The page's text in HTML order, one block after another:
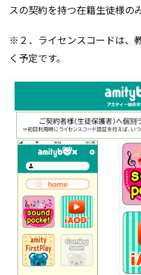
スの契約を持つ在籍生徒様の
※２．ライセンスコードは、
く予定です。